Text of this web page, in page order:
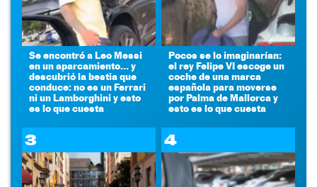
Se encontró a Leo Messi
en un aparcamiento... y
descubrió la bestia que
conduce: no es un Ferrari
ni un Lamborghini y esto
es lo que cuesta
Pocos se lo imaginarían:
el rey Felipe VI escoge un
coche de una marca
española para moverse
por Palma de Mallorca y
esto es lo que cuesta
3 4